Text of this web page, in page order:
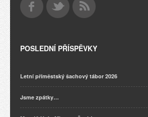
POSLEDNÍ PŘÍSPĚVKY
Letní příměstský šachový tábor 2026
Jsme zpátky…